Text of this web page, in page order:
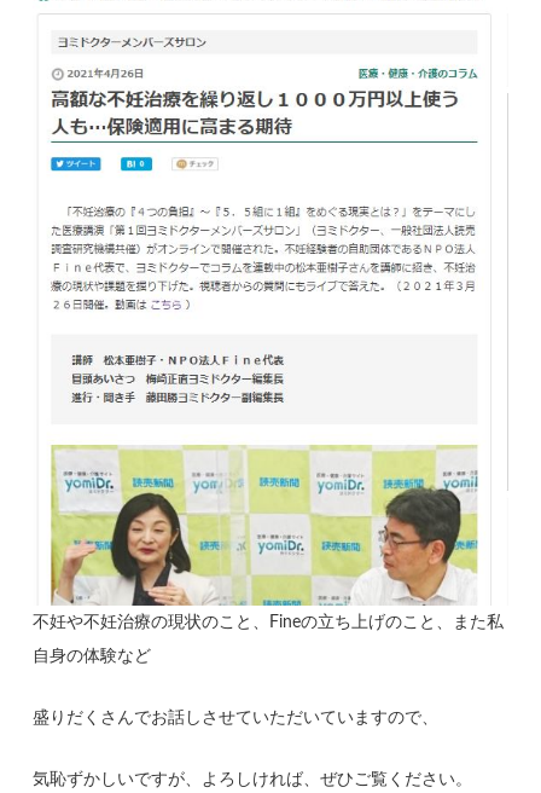
不妊や不妊治療の現状のこと、Fineの立ち上げのこと、また私
自身の体験など
盛りだくさんでお話しさせていただいていますので、
気恥ずかしいですが、よろしければ、ぜひご覧ください。